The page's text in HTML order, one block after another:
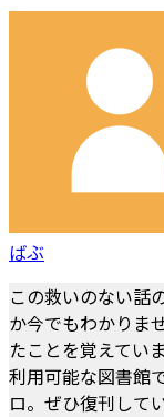
ばぶ
この救いのない話
か今でもわかりま
たことを覚えていま
利用可能な図書館
ロ。ぜひ復刊して